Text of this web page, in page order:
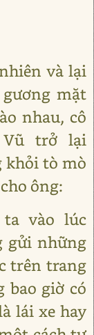
và lại
mặt
nhau, cô
Vũ trở lại
khỏi tò mò
ông:
vào lúc
gửi những
trên trang
bao giờ có
lái xe hay